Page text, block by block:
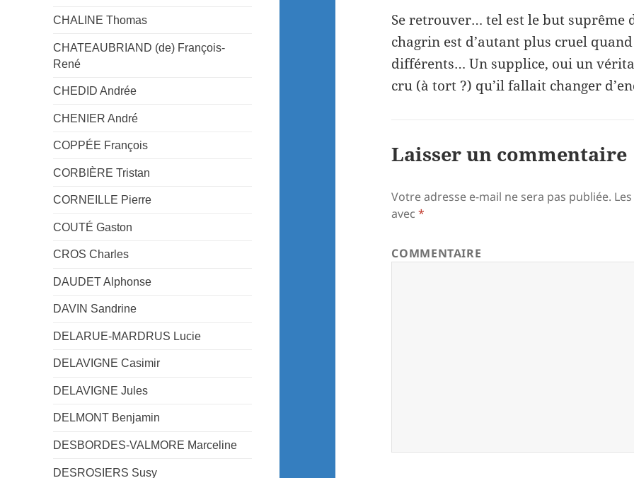
CHALINE Thomas
CHATEAUBRIAND (de) François-
René
CHEDID Andrée
CHENIER André
COPPÉE François
CORBIÈRE Tristan
CORNEILLE Pierre
COUTÉ Gaston
CROS Charles
DAUDET Alphonse
DAVIN Sandrine
DELARUE-MARDRUS Lucie
DELAVIGNE Casimir
DELAVIGNE Jules
DELMONT Benjamin
DESBORDES-VALMORE Marceline
DESROSIERS Susy
Se retrouver… tel est le but suprême
chagrin est d’autant plus cruel
différents… Un supplice, oui un
cru (à tort ?) qu’il fallait changer
Laisser un commentaire
Votre adresse e-mail ne sera pas publiée.
avec*
COMMENTAIRE